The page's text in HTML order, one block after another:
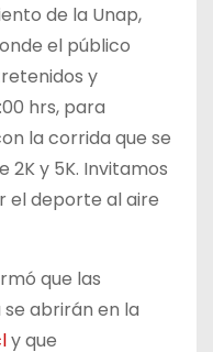
de la Unap,
el público
y
hrs, para
la corrida que se
2K y 5K. Invitamos
el deporte al aire
que las
abrirán en la
y que